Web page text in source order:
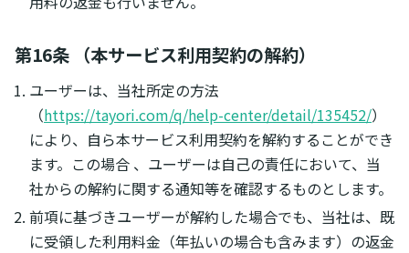
第16条 （本サービス利用契約の解約）
ユーザーは、当社所定の方法
（https://tayori.com/q/help-center/detail/135452/）
により、自ら本サービス利用契約を解約することができ
ます。この場合 、ユーザーは自己の責任において、当
社からの解約に関する通知等を確認するものとします。
前項に基づきユーザーが解約した場合でも、当社は、既
に受領した利用料金（年払いの場合も含みます）の返金